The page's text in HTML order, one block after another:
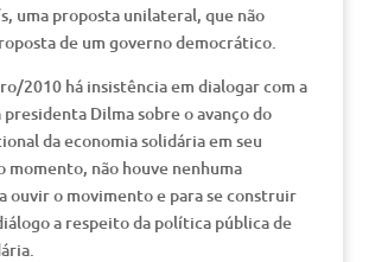
uma proposta unilateral, que não
de um governo democrático.
2010 há insistência em dialogar com a
Dilma sobre o avanço do
da economia solidária em seu
momento, não houve nenhuma
ouvir o movimento e para se construir
a respeito da política pública de